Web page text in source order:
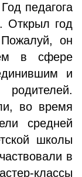
педагога
Открыл год
Пожалуй, он
в сфере
и
во время
средней
школы
в
классы